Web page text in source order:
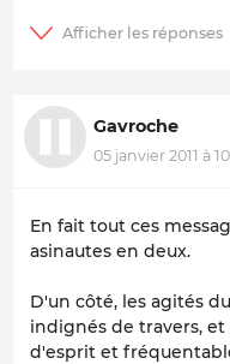
Gavroche
05 janvier 2011 à
En fait tout ces
asinautes en deux.
D'un côté, les agités
indignés de travers,
d'esprit et